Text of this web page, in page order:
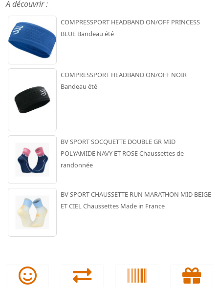
A découvrir :
COMPRESSPORT HEADBAND ON/OFF PRINCESS
BLUE Bandeau été
COMPRESSPORT HEADBAND ON/OFF NOIR
Bandeau été
BV SPORT SOCQUETTE DOUBLE GR MID
POLYAMIDE NAVY ET ROSE Chaussettes de
randonnée
BV SPORT CHAUSSETTE RUN MARATHON MID BEIGE
ET CIEL Chaussettes Made in France